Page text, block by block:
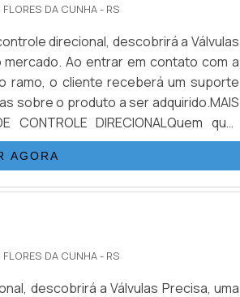
FLORES DA CUNHA - RS
direcional, descobrirá a Válvulas
Ao entrar em contato com a
ramo, o cliente receberá um suporte
sobre o produto a ser adquirido.MAIS
CONTROLE DIRECIONALQuem quer
em uma empresa que preza pela
AGORA
FLORES DA CUNHA - RS
descobrirá a Válvulas Precisa, uma